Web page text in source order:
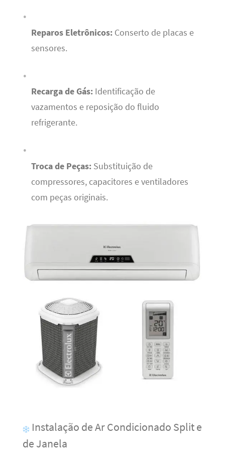
Reparos Eletrônicos:Conserto de placas e
sensores.
Recarga de Gás:Identificação de
vazamentos e reposição do fluido
refrigerante.
Troca de Peças:Substituição de
compressores, capacitores e ventiladores
com peças originais.
Instalação de Ar Condicionado Split e
de Janela